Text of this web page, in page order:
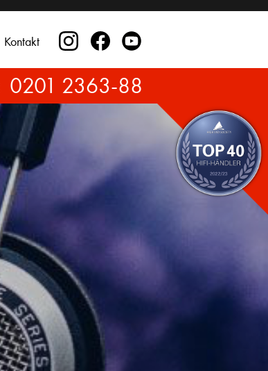
Kontakt
0201 2363-88